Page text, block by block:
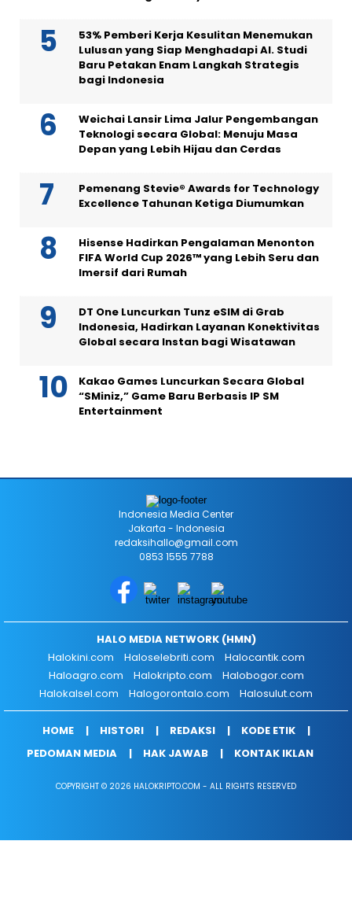
53% Pemberi Kerja Kesulitan Menemukan
Lulusan yang Siap Menghadapi AI. Studi
Baru Petakan Enam Langkah Strategis
bagi Indonesia
Weichai Lansir Lima Jalur Pengembangan
Teknologi secara Global: Menuju Masa
Depan yang Lebih Hijau dan Cerdas
Pemenang Stevie® Awards for Technology
Excellence Tahunan Ketiga Diumumkan
Hisense Hadirkan Pengalaman Menonton
FIFA World Cup 2026™ yang Lebih Seru dan
Imersif dari Rumah
DT One Luncurkan Tunz eSIM di Grab
Indonesia, Hadirkan Layanan Konektivitas
Global secara Instan bagi Wisatawan
Kakao Games Luncurkan Secara Global
“SMiniz,” Game Baru Berbasis IP SM
Entertainment
Indonesia Media Center
Jakarta - Indonesia
redaksihallo@gmail.com
0853 1555 7788
HALO MEDIA NETWORK (HMN)
Halokini.com
Haloselebriti.com
Halocantik.com
Haloagro.com
Halokripto.com
Halobogor.com
Halokalsel.com
Halogorontalo.com Halosulut.com
HOME HISTORI REDAKSI
KODE ETIK
PEDOMAN MEDIA
HAK JAWAB KONTAK IKLAN
COPYRIGHT © 2026 HALOKRIPTO.COM - ALL RIGHTS RESERVED